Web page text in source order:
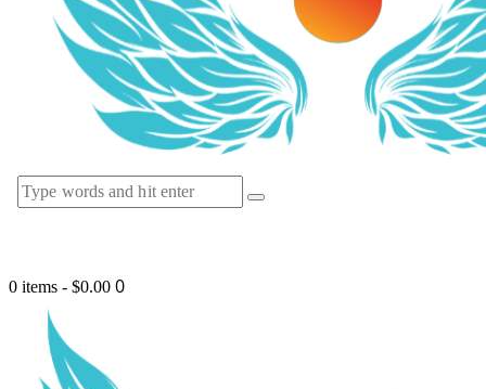
0 items - $0.00 0